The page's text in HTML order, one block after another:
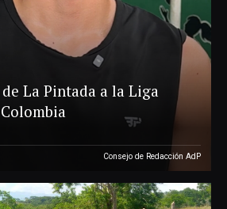
La Pintada a la Liga
Consejo de Redacción AdP